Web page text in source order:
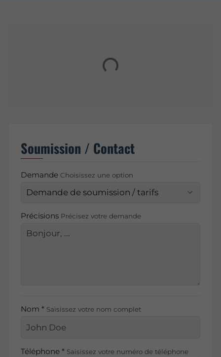
Soumission / Contact
Demande Choisissez une option
Précisions Précisez votre demande
Nom * Saisissez votre nom complet
Téléphone * Saisissez votre numéro de téléphone